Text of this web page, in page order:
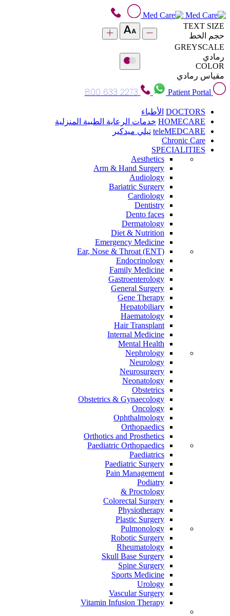
TEXT SIZE
حجم الخط
GREYSCALE
رمادي
COLOR
مقياس رمادي
Patient Portal
800 633 2273
DOCTORS الأطباء
HOMECARE خدمات الرعاية الطبية المنزلية
teleMEDCARE تيلي ميدكير
Chronic Care
SPECIALITIES
Aesthetics
Arm & Hand Surgery
Audiology
Bariatric Surgery
Cardiology
Dentistry
Dento faces
Dermatology
Diet & Nutrition
Emergency Medicine
Ear, Nose & Throat (ENT)
Endocrinology
Family Medicine
Gastroenterology
General Surgery
Gene Therapy
Hepatobiliary
Haematology
Hair Transplant
Internal Medicine
Mental Health
Nephrology
Neurology
Neurosurgery
Neonatology
Obstetrics
Obstetrics & Gynaecology
Oncology
Ophthalmology
Orthopaedics
Orthotics and Prosthetics
Paediatric Orthopaedics
Paediatrics
Paediatric Surgery
Pain Management
Podiatry
Proctology &
Colorectal Surgery
Physiotherapy
Plastic Surgery
Pulmonology
Robotic Surgery
Rheumatology
Skull Base Surgery
Spine Surgery
Sports Medicine
Urology
Vascular Surgery
Vitamin Infusion Therapy